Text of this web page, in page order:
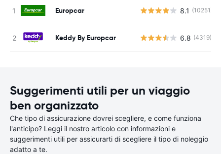
Europcar 8.1 (10251)
Keddy By Europcar 6.8 (4319)
Suggerimenti utili per un viaggio
ben organizzato
Che tipo di assicurazione dovrei scegliere, e come funziona
l'anticipo? Leggi il nostro articolo con informazioni e
suggerimenti utili per assicurarti di scegliere il tipo di noleggio
adatto a te.